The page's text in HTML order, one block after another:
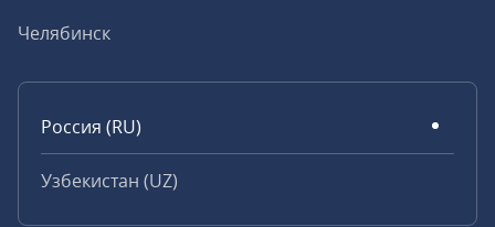
Челябинск
Россия (RU)
Узбекистан (UZ)